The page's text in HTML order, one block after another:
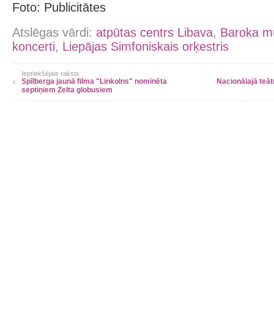
Foto: Publicitātes
Atslēgas vārdi: atpūtas centrs Libava, Baroka
koncerti, Liepājas Simfoniskais orķestris
Iepriekšējais raksts
Spīlberga jaunā filma "Linkolns" nominēta
septiņiem Zelta globusiem
Nacionālajā